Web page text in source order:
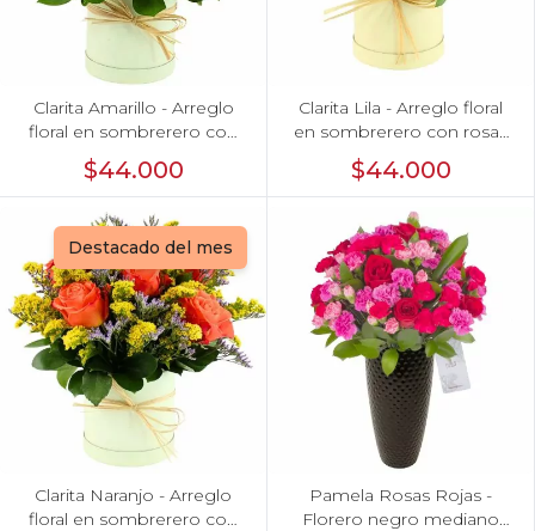
Clarita Amarillo - Arreglo
floral en sombrerero con
rosas amarillo, limonium y
vara de oro
$44.000
Clarita Lila - Arreglo floral
en sombrerero con rosas
lila, limonium y vara de oro
$44.000
Destacado del mes
Clarita Naranjo - Arreglo
floral en sombrerero con
Pamela Rosas Rojas -
Florero negro mediano